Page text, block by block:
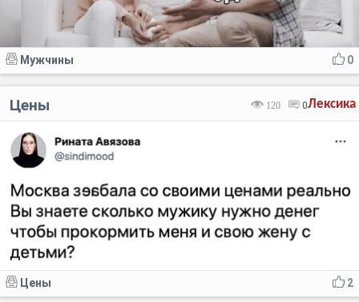
0
Мужчины
Лексика
120 0
Цены
2
Цены